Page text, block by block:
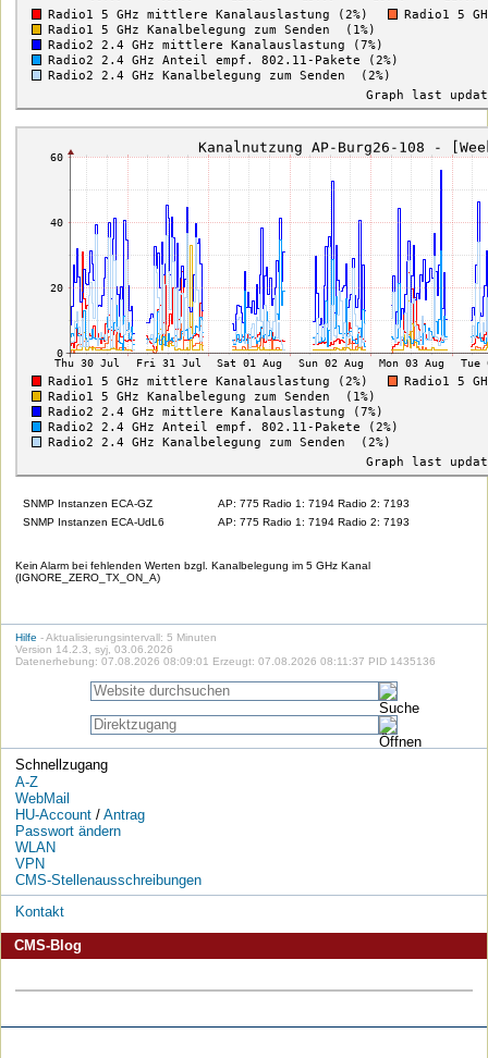
SNMP Instanzen ECA-GZ
AP: 775 Radio 1: 7194 Radio 2: 7193
SNMP Instanzen ECA-UdL6
AP: 775 Radio 1: 7194 Radio 2: 7193
Kein Alarm bei fehlenden Werten bzgl. Kanalbelegung im 5 GHz Kanal
(IGNORE_ZERO_TX_ON_A)
Hilfe - Aktualisierungsintervall: 5 Minuten
Version 14.2.3, syj, 03.06.2026
Datenerhebung: 07.08.2026 08:09:01 Erzeugt: 07.08.2026 08:11:37 PID 1435136
Schnellzugang
A-Z
WebMail
HU-Account/ Antrag
Passwort ändern
WLAN
VPN
CMS-Stellenausschreibungen
Kontakt
CMS-Blog